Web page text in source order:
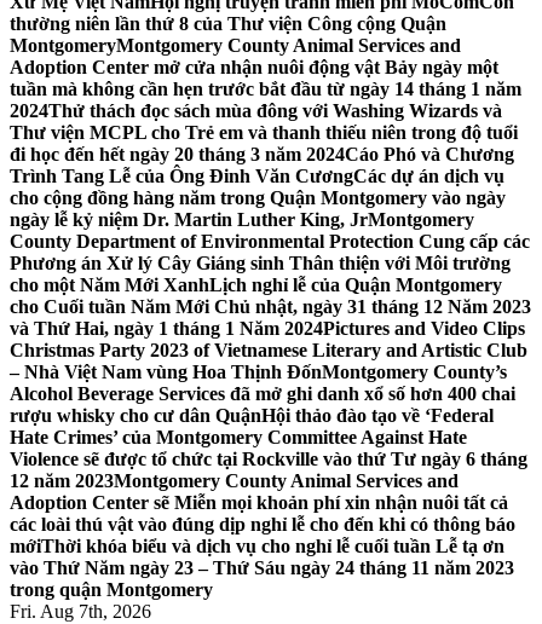
thường niên lần thứ 8 của Thư viện Công cộng Quận
MontgomeryMontgomery County Animal Services and
Adoption Center mở cửa nhận nuôi động vật Bảy ngày một
tuần mà không cần hẹn trước bắt đầu từ ngày 14 tháng 1 năm
2024Thử thách đọc sách mùa đông với Washing Wizards và
Thư viện MCPL cho Trẻ em và thanh thiếu niên trong độ tuổi
đi học đến hết ngày 20 tháng 3 năm 2024Cáo Phó và Chương
Trình Tang Lễ của Ông Đinh Văn CươngCác dự án dịch vụ
cho cộng đồng hàng năm trong Quận Montgomery vào ngày
ngày lễ kỷ niệm Dr. Martin Luther King, JrMontgomery
County Department of Environmental Protection Cung cấp các
Phương án Xử lý Cây Giáng sinh Thân thiện với Môi trường
cho một Năm Mới XanhLịch nghỉ lễ của Quận Montgomery
cho Cuối tuần Năm Mới Chủ nhật, ngày 31 tháng 12 Năm 2023
và Thứ Hai, ngày 1 tháng 1 Năm 2024Pictures and Video Clips
Christmas Party 2023 of Vietnamese Literary and Artistic Club
– Nhà Việt Nam vùng Hoa Thịnh ĐốnMontgomery County’s
Alcohol Beverage Services đã mở ghi danh xổ số hơn 400 chai
rượu whisky cho cư dân QuậnHội thảo đào tạo về ‘Federal
Hate Crimes’ của Montgomery Committee Against Hate
Violence sẽ được tổ chức tại Rockville vào thứ Tư ngày 6 tháng
12 năm 2023Montgomery County Animal Services and
Adoption Center sẽ Miễn mọi khoản phí xin nhận nuôi tất cả
các loài thú vật vào đúng dịp nghỉ lễ cho đến khi có thông báo
mớiThời khóa biểu và dịch vụ cho nghỉ lễ cuối tuần Lễ tạ ơn
vào Thứ Năm ngày 23 – Thứ Sáu ngày 24 tháng 11 năm 2023
trong quận Montgomery
Fri. Aug 7th, 2026